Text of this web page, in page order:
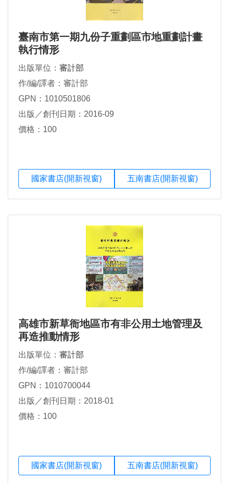
臺南市第一期九份子重劃區市地重劃計畫
執行情形
出版單位： 審計部
作/編/譯者：審計部
GPN：1010501806
出版／創刊日期：2016-09
價格：100
國家書店(開新視窗) 五南書店(開新視窗)
高雄市新草衙地區市有非公用土地管理及
再造推動情形
出版單位： 審計部
作/編/譯者：審計部
GPN：1010700044
出版／創刊日期：2018-01
價格：100
國家書店(開新視窗) 五南書店(開新視窗)